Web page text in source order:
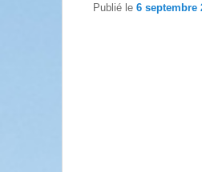
Publié le 6 septembre